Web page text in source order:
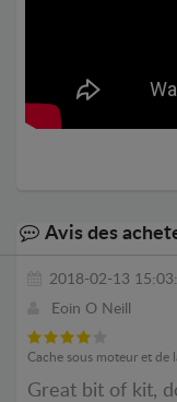
Avis des
2018-02-13
Eoin O Neill
Cache sous moteur et de
Great bit of kit,